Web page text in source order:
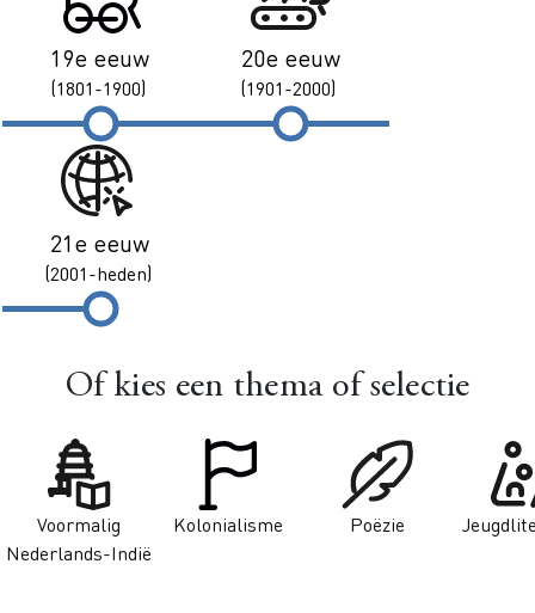
19e eeuw
(1801-1900)
20e eeuw
(1901-2000)
21e eeuw
(2001-heden)
Of kies een thema of selectie
Voormalig
Nederlands-Indië
Kolonialisme Poëzie